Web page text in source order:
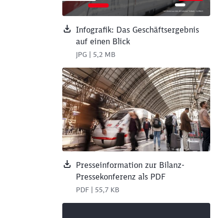
Martin Seiler, Vorstand Personal und
Infografik: Das Geschäftsergebnis
auf einen Blick
JPG | 5,2 MB
Presseinformation zur Bilanz-
Pressekonferenz als PDF
PDF | 55,7 KB